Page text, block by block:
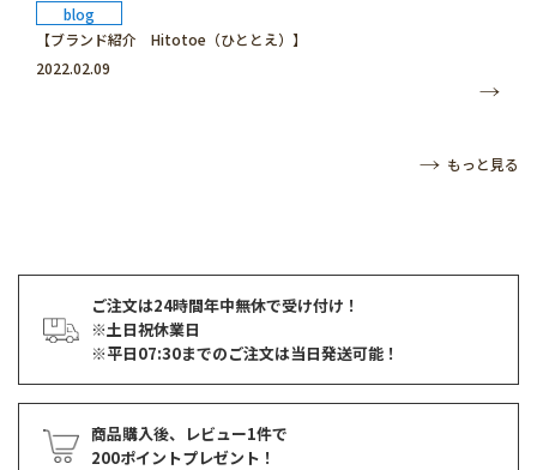
blog
【ブランド紹介 Hitotoe（ひととえ）】
2022.02.09
もっと見る
ご注文は24時間年中無休で受け付け！
※土日祝休業日
※平日07:30までのご注文は当日発送可能！
商品購入後、レビュー1件で
200ポイントプレゼント！